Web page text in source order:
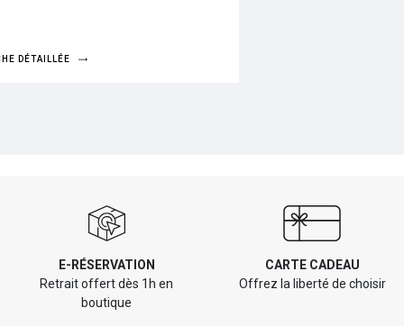
DÉTAILLÉE
E-RÉSERVATION
Retrait offert dès 1h en
boutique
CARTE CADEAU
Offrez la liberté de choisir